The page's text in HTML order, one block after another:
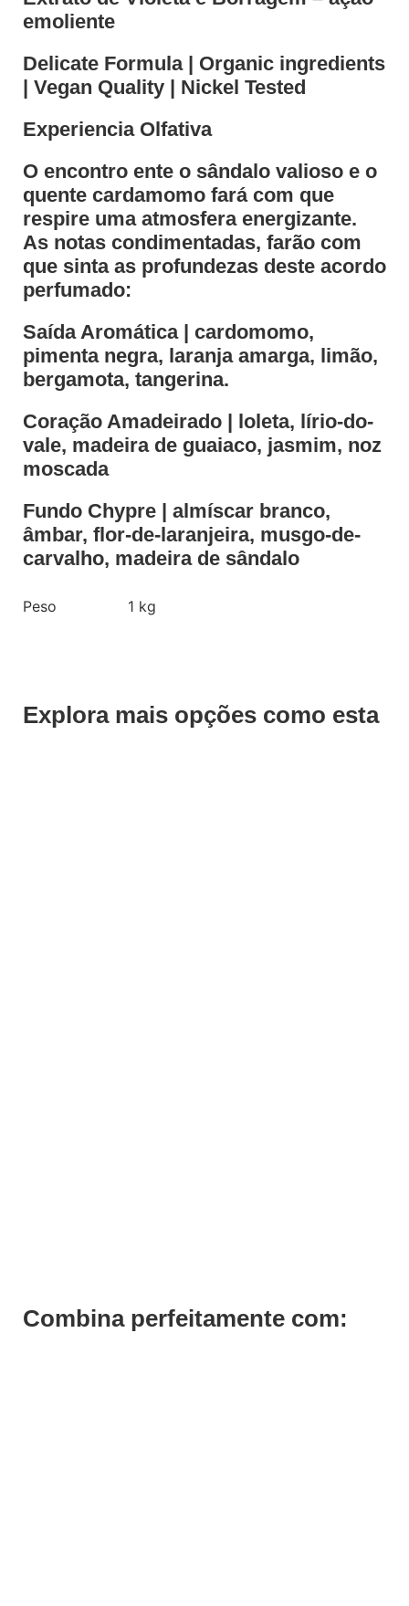
emoliente
Delicate Formula | Organic ingredients
| Vegan Quality | Nickel Tested
Experiencia Olfativa
O encontro ente o sândalo valioso e o
quente cardamomo fará com que
respire uma atmosfera energizante.
As notas condimentadas, farão com
que sinta as profundezas deste acordo
perfumado:
Saída Aromática | cardomomo,
pimenta negra, laranja amarga, limão,
bergamota, tangerina.
Coração Amadeirado | loleta, lírio-do-
vale, madeira de guaiaco, jasmim, noz
moscada
Fundo Chypre | almíscar branco,
âmbar, flor-de-laranjeira, musgo-de-
carvalho, madeira de sândalo
Peso 1 kg
Explora mais opções como esta
Combina perfeitamente com: